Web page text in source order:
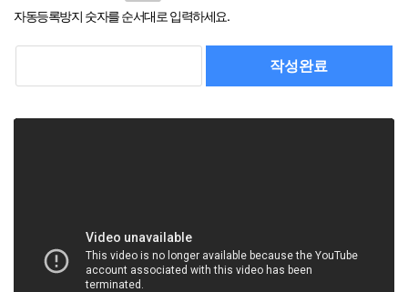
자동등록방지 숫자를 순서대로 입력하세요.
작성완료